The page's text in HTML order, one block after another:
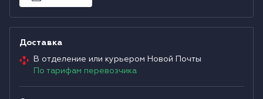
Доставка
В отделение или курьером Новой Почты
По тарифам перевозчика